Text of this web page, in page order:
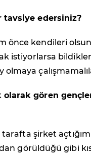
tavsiye edersiniz?
önce kendileri
istiyorlarsa
olarak gören
şirket
görüldüğü gibi